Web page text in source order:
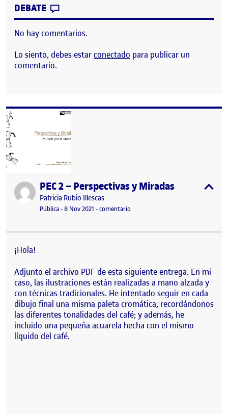
DEBATE
No hay comentarios.
Lo siento, debes estarconectado para publicar un
comentario.
Publicado porPEC 2 – Perspectivas y Miradas
Publicado por
Patricia Rubio Illescas
Visibilidad:
Pública-Fecha de publicación
8 Nov 2021 11 agosto, 2022 7:53 am
-comentario
¡Hola!
Adjunto el archivo PDF de esta siguiente entrega. En mi
caso, las ilustraciones están realizadas a mano alzada y
con técnicas tradicionales. He intentado seguir en cada
dibujo final una misma paleta cromática, recordándonos
las diferentes tonalidades del café; y además, he
incluido una pequeña acuarela hecha con el mismo
líquido del café.